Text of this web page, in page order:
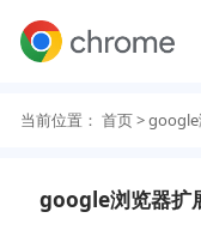
当前位置： 首页>
google浏览器扩